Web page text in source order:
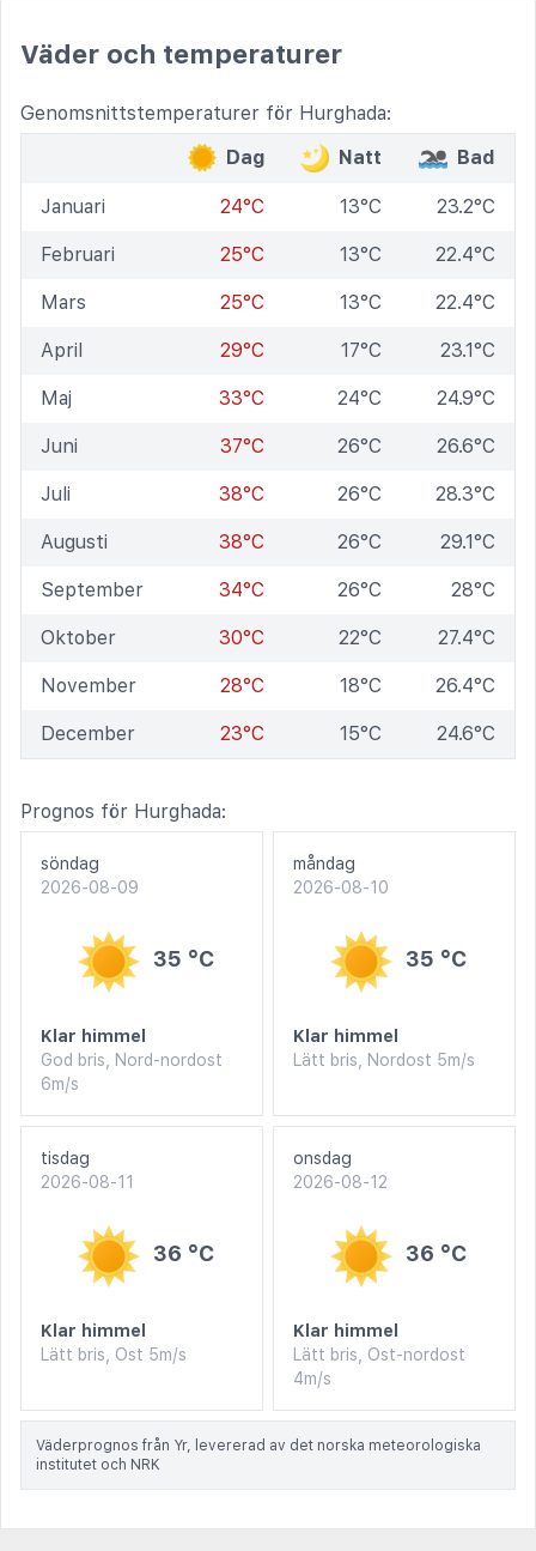
Väder och temperaturer
Genomsnittstemperaturer för Hurghada:
Dag
Natt Bad
Januari 24°C 13°C 23.2°C
Februari 25°C 13°C 22.4°C
Mars 25°C 13°C 22.4°C
April 29°C 17°C 23.1°C
Maj 33°C 24°C 24.9°C
Juni 37°C 26°C 26.6°C
Juli 38°C 26°C 28.3°C
Augusti 38°C 26°C 29.1°C
September 34°C 26°C 28°C
Oktober 30°C 22°C 27.4°C
November 28°C 18°C 26.4°C
December 23°C 15°C 24.6°C
Prognos för Hurghada:
söndag
2026-08-09
35 °C
Klar himmel
God bris, Nord-nordost
6m/s
måndag
2026-08-10
35 °C
Klar himmel
Lätt bris, Nordost 5m/s
tisdag
2026-08-11
36 °C
Klar himmel
Lätt bris, Ost 5m/s
onsdag
2026-08-12
36 °C
Klar himmel
Lätt bris, Ost-nordost
4m/s
Väderprognos från Yr, levererad av det norska meteorologiska
institutet och NRK